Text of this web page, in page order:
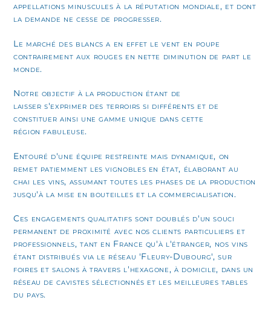
appellations minuscules à la réputation mondiale, et dont
la demande ne cesse de progresser.
Le marché des blancs a en effet le vent en poupe
contrairement aux rouges en nette diminution de part le
monde.
Notre objectif à la production étant de
laisser s'exprimer des terroirs si différents et de
constituer ainsi une gamme unique dans cette
région fabuleuse.
Entouré d'une équipe restreinte mais dynamique, on
remet patiemment les vignobles en état, élaborant au
chai les vins, assumant toutes les phases de la production
jusqu'à la mise en bouteilles et la commercialisation.
Ces engagements qualitatifs sont doublés d'un souci
permanent de proximité avec nos clients particuliers et
professionnels, tant en France qu'à l'étranger, nos vins
étant distribués via le réseau 'Fleury-Dubourg', sur
foires et salons à travers l'hexagone, à domicile, dans un
réseau de cavistes sélectionnés et les meilleures tables
du pays.